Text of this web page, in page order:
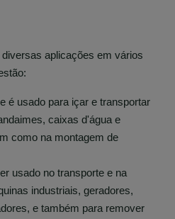
aplicações em vários
é usado para içar e transportar
caixas d'água e
como na montagem de
usado no transporte e na
industriais, geradores,
e também para remover